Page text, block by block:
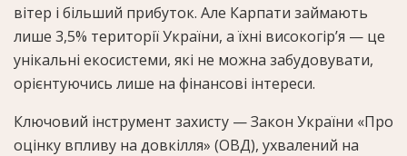
вітер і більший прибуток. Але Карпати займають
лише 3,5% території України, а їхні високогір’я — це
унікальні екосистеми, які не можна забудовувати,
орієнтуючись лише на фінансові інтереси.
Ключовий інструмент захисту — Закон України «Про
оцінку впливу на довкілля» (ОВД), ухвалений на